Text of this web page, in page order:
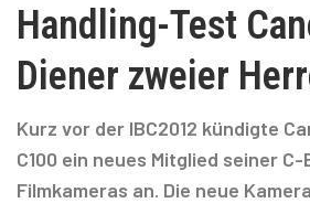
Handling-Test
Diener zweier
Kurz vor der IBC2012 kündigte
C100 ein neues Mitglied seiner
Filmkameras an. Die neue